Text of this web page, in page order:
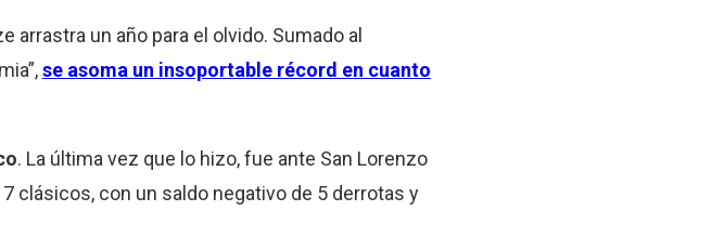
arrastra un año para el olvido. Sumado al
se asoma un insoportable récord en cuanto
. La última vez que lo hizo, fue ante San Lorenzo
clásicos, con un saldo negativo de 5 derrotas y